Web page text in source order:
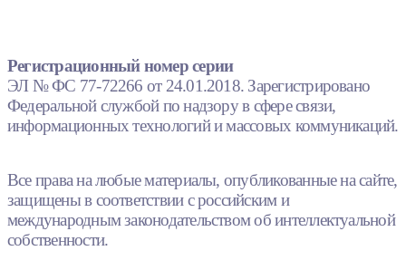
Регистрационный номер серии
ЭЛ № ФС 77-72266 от 24.01.2018. Зарегистрировано
Федеральной службой по надзору в сфере связи,
информационных технологий и массовых коммуникаций.
Все права на любые материалы, опубликованные на сайте,
защищены в соответствии с российским и
международным законодательством об интеллектуальной
собственности.